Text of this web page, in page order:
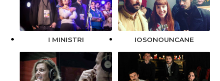
I MINISTRI IOSONOUNCANE